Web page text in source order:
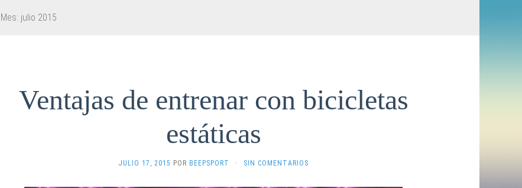
Mes: julio 2015
Ventajas de entrenar con bicicletas
estáticas
JULIO 17, 2015 POR BEEPSPORT · SIN COMENTARIOS